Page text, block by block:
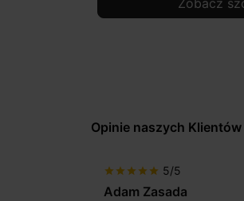
Zobacz
Opinie naszych Klientów
star star star star star 5/5
Adam Zasada